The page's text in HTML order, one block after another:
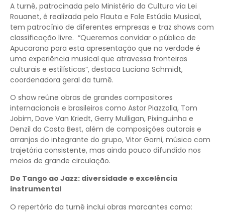
A turnê, patrocinada pelo Ministério da Cultura via Lei
Rouanet, é realizada pelo Flauta e Fole Estúdio Musical,
tem patrocínio de diferentes empresas e traz shows com
classificação livre. “Queremos convidar o público de
Apucarana para esta apresentação que na verdade é
uma experiência musical que atravessa fronteiras
culturais e estilísticas”, destaca Luciana Schmidt,
coordenadora geral da turnê.
O show reúne obras de grandes compositores
internacionais e brasileiros como Astor Piazzolla, Tom
Jobim, Dave Van Kriedt, Gerry Mulligan, Pixinguinha e
Denzil da Costa Best, além de composições autorais e
arranjos do integrante do grupo, Vitor Gorni, músico com
trajetória consistente, mas ainda pouco difundido nos
meios de grande circulação.
Do Tango ao Jazz: diversidade e excelência
instrumental
O repertório da turnê inclui obras marcantes como: